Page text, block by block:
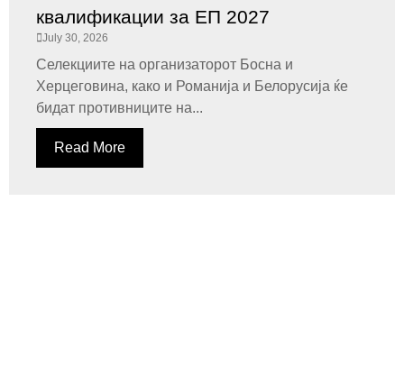
квалификации за ЕП 2027
July 30, 2026
Селекциите на организаторот Босна и
Херцеговина, како и Романија и Белорусија ќе
бидат противниците на...
Read More